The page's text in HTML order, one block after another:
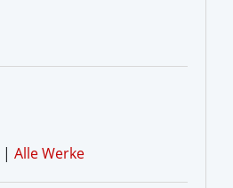
| Alle Werke